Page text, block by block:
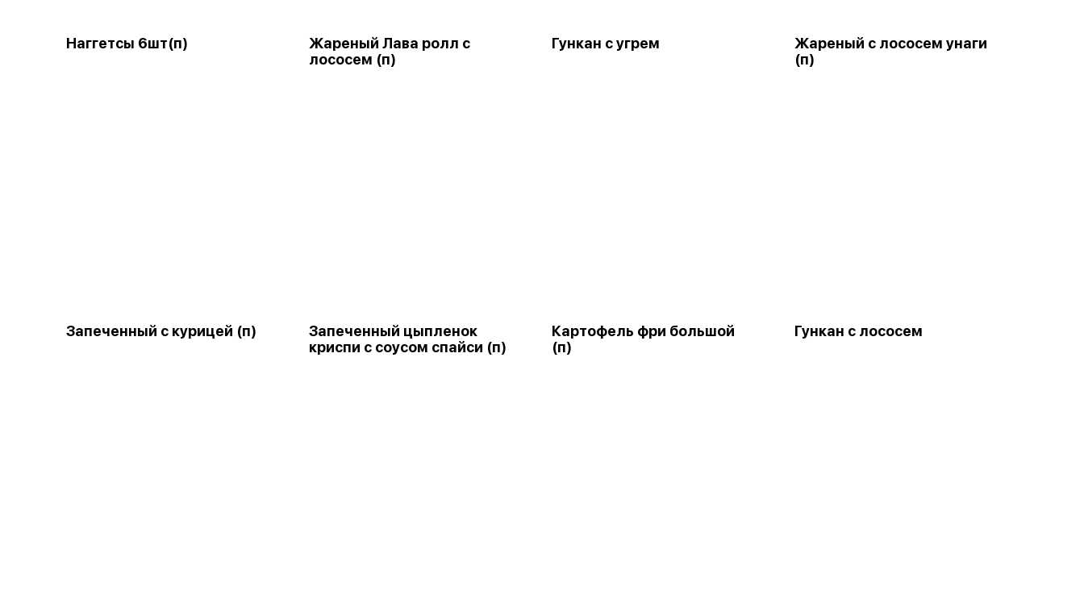
Наггетсы 6шт(п)
Жареный Лава ролл с
лососем (п)
Гункан с угрем
Жареный с лососем унаги
(п)
Запеченный с курицей (п)
Запеченный цыпленок
криспи с соусом спайси (п)
Картофель фри большой
(п)
Гункан с лососем